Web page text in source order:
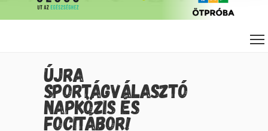
ÚJRA
SPORTÁGVÁLASZTÓ
NAPKÖZIS ÉS
FOCITÁBOR!